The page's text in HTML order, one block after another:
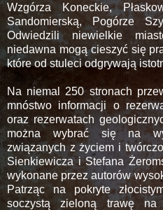
Wzgórza Koneckie,
Sandomierską, Pogórze
Odwiedzili niewielkie
niedawna mogą cieszyć się
które od stuleci odgrywają
Na niemal 250 stronach
mnóstwo informacji o
oraz rezerwatach
można wybrać się na
związanych z życiem i
Sienkiewicza i Stefana
wykonane przez autorów
Patrząc na pokryte
soczystą zieloną trawę